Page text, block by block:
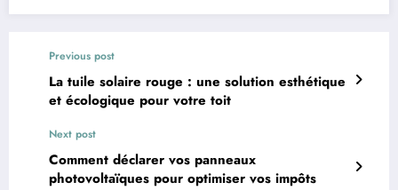
Previous post
La tuile solaire rouge : une solution esthétique
et écologique pour votre toit
Next post
Comment déclarer vos panneaux
photovoltaïques pour optimiser vos impôts